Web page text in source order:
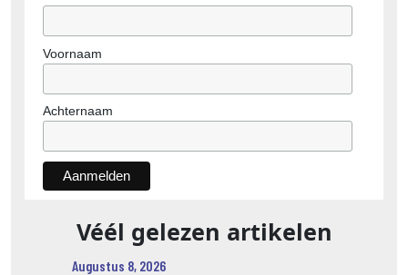
Voornaam
Achternaam
Véél gelezen artikelen
Augustus 8, 2026